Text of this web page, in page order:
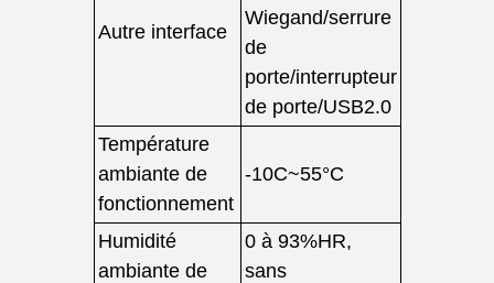
Autre interface
Wiegand/serrure
de
porte/interrupteur
de porte/USB2.0
Température
ambiante de
fonctionnement
-10C~55°C
Humidité
ambiante de
0 à 93%HR,
sans